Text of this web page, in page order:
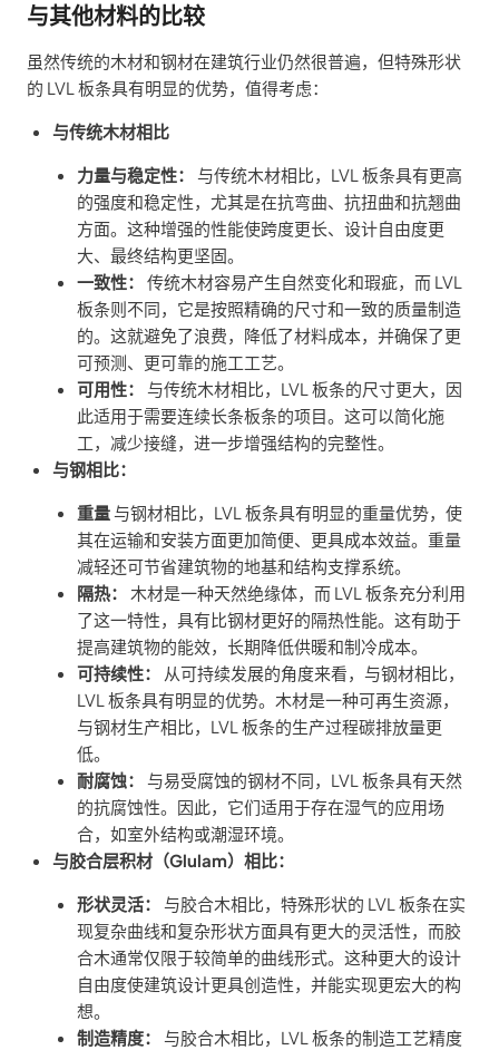
与其他材料的比较
虽然传统的木材和钢材在建筑行业仍然很普遍，但特殊形状
的 LVL 板条具有明显的优势，值得考虑：
与传统木材相比
力量与稳定性：
与传统木材相比，LVL 板条具有更高
的强度和稳定性，尤其是在抗弯曲、抗扭曲和抗翘曲
方面。这种增强的性能使跨度更长、设计自由度更
大、最终结构更坚固。
一致性：
传统木材容易产生自然变化和瑕疵，而 LVL
板条则不同，它是按照精确的尺寸和一致的质量制造
的。这就避免了浪费，降低了材料成本，并确保了更
可预测、更可靠的施工工艺。
可用性：
与传统木材相比，LVL 板条的尺寸更大，因
此适用于需要连续长条板条的项目。这可以简化施
工，减少接缝，进一步增强结构的完整性。
与钢相比：
重量与钢材相比，LVL 板条具有明显的重量优势，使
其在运输和安装方面更加简便、更具成本效益。重量
减轻还可节省建筑物的地基和结构支撑系统。
隔热：
木材是一种天然绝缘体，而 LVL 板条充分利用
了这一特性，具有比钢材更好的隔热性能。这有助于
提高建筑物的能效，长期降低供暖和制冷成本。
可持续性：
从可持续发展的角度来看，与钢材相比，
LVL 板条具有明显的优势。木材是一种可再生资源，
与钢材生产相比，LVL 板条的生产过程碳排放量更
低。
耐腐蚀：
与易受腐蚀的钢材不同，LVL 板条具有天然
的抗腐蚀性。因此，它们适用于存在湿气的应用场
合，如室外结构或潮湿环境。
与胶合层积材（Glulam）相比：
形状灵活：
与胶合木相比，特殊形状的 LVL 板条在实
现复杂曲线和复杂形状方面具有更大的灵活性，而胶
合木通常仅限于较简单的曲线形式。这种更大的设计
自由度使建筑设计更具创造性，并能实现更宏大的构
想。
制造精度：
与胶合木相比，LVL 板条的制造工艺精度